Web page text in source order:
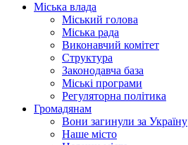
Міська влада
Міський голова
Міська рада
Виконавчий комітет
Структура
Законодавча база
Міські програми
Регуляторна політика
Громадянам
Вони загинули за Україну
Наше місто